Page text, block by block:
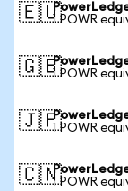
🇪🇺1 POWR
🇬🇧1 POWR
🇯🇵1 POWR
🇨🇳1 POWR